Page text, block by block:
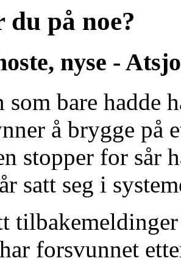
du på noe?
nyse -
som bare hadde
å brygge på
stopper for sår
satt seg i
forsvunnet